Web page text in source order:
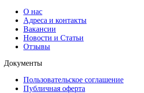
О нас
Адреса и контакты
Вакансии
Новости и Статьи
Отзывы
Документы
Пользовательское соглашение
Публичная оферта